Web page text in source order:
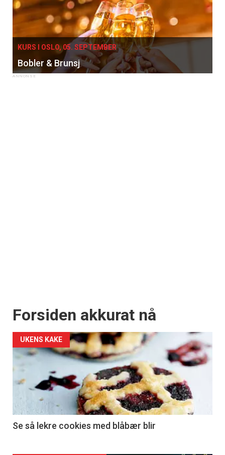
KURS I OSLO, 05. SEPTEMBER
Bobler & Brunsj
Forsiden akkurat nå
UKENS KAKE
Se så lekre cookies med blåbær blir